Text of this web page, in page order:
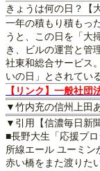
きょうは何の日？【
一年の積もり積もっ
うと、この日を「大
き、ビルの運営と管
社東和総合サービス
いの日」とされてい
【リンク】一般社団
▼竹内充の信州上田
▼引用【信濃毎日新聞
■長野大生「応援プ
所線エール ユーミン
赤い橋をまた渡りた